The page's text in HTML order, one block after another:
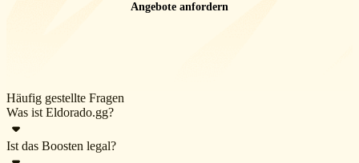
Angebote anfordern
Häufig gestellte Fragen
Was ist Eldorado.gg?
Eldorado.gg ist ein Online-Marktplatz für eine große Auswahl an
Ist das Boosten legal?